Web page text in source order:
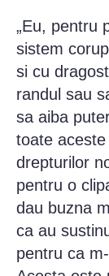
„Eu, pentru
sistem
si cu
randul sau
sa aiba
toate
drepturilor
pentru o
dau buzna
ca au
pentru ca